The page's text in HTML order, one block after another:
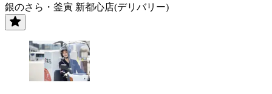
銀のさら・釜寅 新都心店(デリバリー)